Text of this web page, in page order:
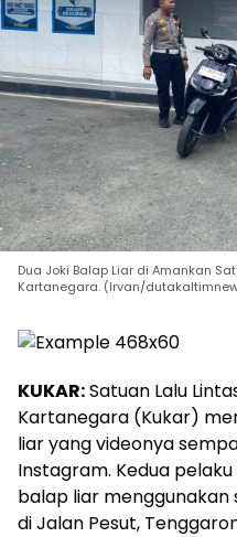
Dua Joki Balap Liar di Amankan
Kartanegara. (Irvan/
KUKAR:Satuan Lalu
Kartanegara (Kukar)
liar yang videonya
Instagram. Kedua
balap liar
di Jalan Pesut,